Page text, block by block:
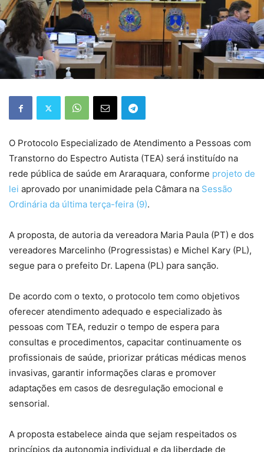
O Protocolo Especializado de Atendimento a Pessoas com
Transtorno do Espectro Autista (TEA) será instituído na
rede pública de saúde em Araraquara, conforme projeto de
lei aprovado por unanimidade pela Câmara na Sessão
Ordinária da última terça-feira (9).
A proposta, de autoria da vereadora Maria Paula (PT) e dos
vereadores Marcelinho (Progressistas) e Michel Kary (PL),
segue para o prefeito Dr. Lapena (PL) para sanção.
De acordo com o texto, o protocolo tem como objetivos
oferecer atendimento adequado e especializado às
pessoas com TEA, reduzir o tempo de espera para
consultas e procedimentos, capacitar continuamente os
profissionais de saúde, priorizar práticas médicas menos
invasivas, garantir informações claras e promover
adaptações em casos de desregulação emocional e
sensorial.
A proposta estabelece ainda que sejam respeitados os
princípios da autonomia individual e da liberdade de